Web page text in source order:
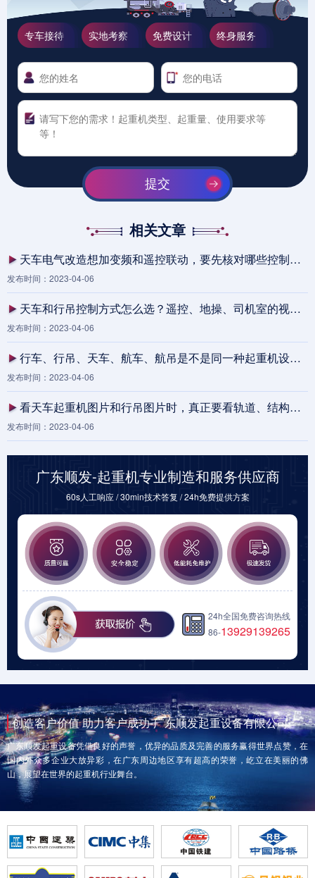
专车接待 实地考察 免费设计 终身服务
提交
相关文章
天车电气改造想加变频和遥控联动，要先核对哪些控制柜、滑触线和验收条件？
发布时间：2023-04-06
天车和行吊控制方式怎么选？遥控、地操、司机室的视线盲区与安全联锁清单
发布时间：2023-04-06
行车、行吊、天车、航车、航吊是不是同一种起重机设备？厂家沟通叫法对照
发布时间：2023-04-06
看天车起重机图片和行吊图片时，真正要看轨道、结构和使用场景
发布时间：2023-04-06
广东顺发-起重机专业制造和服务供应商
60s人工响应 / 30min技术答复 / 24h免费提供方案
24h全国免费咨询热线
86-13929139265
创造客户价值 助力客户成功-广东顺发起重设备有限公司
广东顺发起重设备凭借良好的声誉，优异的品质及完善的服务赢得世界点赞，在
国内外众多企业大放异彩，在广东周边地区享有超高的荣誉，屹立在美丽的佛
山，展望在世界的起重机行业舞台。